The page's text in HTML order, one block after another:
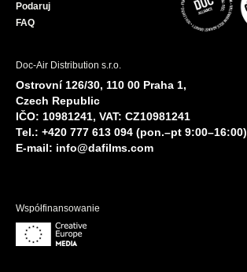
Podaruj
FAQ
Doc-Air Distribution s.r.o.
Ostrovní 126/30, 110 00 Praha 1,
Czech Republic
IČO: 10981241, VAT: CZ10981241
Tel.: +420 777 613 094 (pon.–pt 9:00–16:00)
E-mail: info@dafilms.com
Współfinansowanie